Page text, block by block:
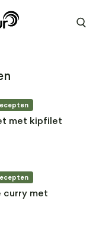
met kipfilet
curry met